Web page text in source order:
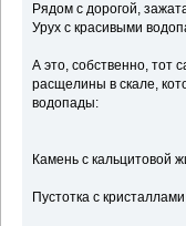
Рядом с дорогой,
Урух с красивыми
А это, собственно, тот
расщелины в скале,
водопады:
Камень с кальцитовой
Пустотка с